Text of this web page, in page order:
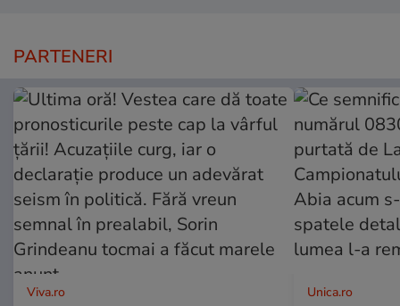
PARTENERI
Viva.ro Unica.ro